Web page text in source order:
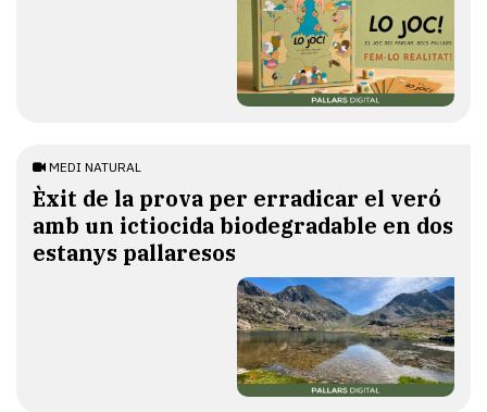
MEDI NATURAL
Èxit de la prova per erradicar el veró
amb un ictiocida biodegradable en dos
estanys pallaresos